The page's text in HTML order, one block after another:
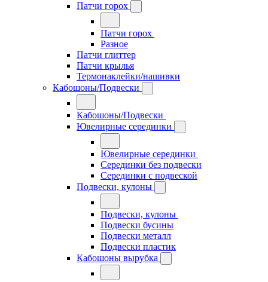
Патчи горох
Патчи горох
Разное
Патчи глиттер
Патчи крылья
Термонаклейки/нашивки
Кабошоны/Подвески
Кабошоны/Подвески
Ювелирные серединки
Ювелирные серединки
Серединки без подвески
Серединки с подвеской
Подвески, кулоны
Подвески, кулоны
Подвески бусины
Подвески металл
Подвески пластик
Кабошоны вырубка